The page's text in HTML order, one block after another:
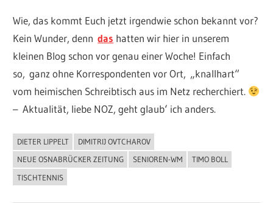
Wie, das kommt Euch jetzt irgendwie schon bekannt vor?
Kein Wunder, denndas hatten wir hier in unserem
kleinen Blog schon vor genau einer Woche! Einfach
so, ganz ohne Korrespondenten vor Ort, „knallhart“
vom heimischen Schreibtisch aus im Netz recherchiert.
– Aktualität, liebe NOZ, geht glaub‘ ich anders.
ALLGEMEIN
DIETER LIPPELT
DIMITRIJ OVTCHAROV
NEUE OSNABRÜCKER ZEITUNG
SENIOREN-WM
TIMO BOLL
TISCHTENNIS